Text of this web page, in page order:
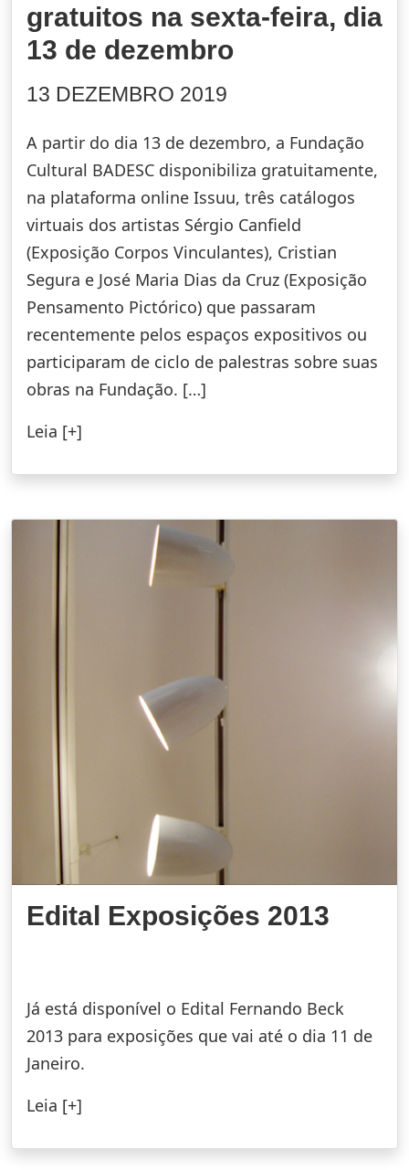
gratuitos na sexta-feira, dia
13 de dezembro
13 DEZEMBRO 2019
A partir do dia 13 de dezembro, a Fundação
Cultural BADESC disponibiliza gratuitamente,
na plataforma online Issuu, três catálogos
virtuais dos artistas Sérgio Canfield
(Exposição Corpos Vinculantes), Cristian
Segura e José Maria Dias da Cruz (Exposição
Pensamento Pictórico) que passaram
recentemente pelos espaços expositivos ou
participaram de ciclo de palestras sobre suas
obras na Fundação. […]
Leia [+]
Edital Exposições 2013
Já está disponível o Edital Fernando Beck
2013 para exposições que vai até o dia 11 de
Janeiro.
Leia [+]